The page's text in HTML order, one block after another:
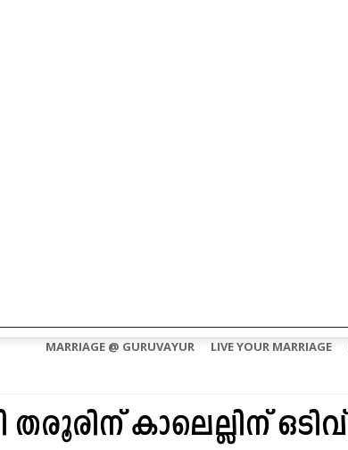
MARRIAGE @ GURUVAYUR LIVE YOUR MARRIAGE
കാലെല്ലിന് ഒടിവ്